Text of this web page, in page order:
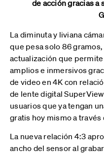
de acción gracias a
La diminuta y liviana
que pesa solo 86
actualización que
amplios e inmersivos
de video en 4K con
de lente digital
usuarios que ya tengan
gratis hoy mismo a través
La nueva relación 4:3
ancho del sensor al